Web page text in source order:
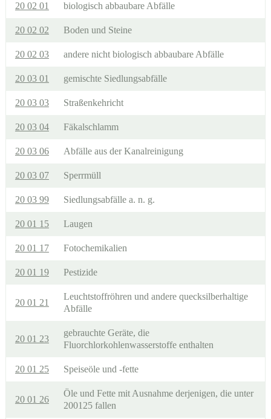
20 02 01 biologisch abbaubare Abfälle
20 02 02 Boden und Steine
20 02 03 andere nicht biologisch abbaubare Abfälle
20 03 01 gemischte Siedlungsabfälle
20 03 03 Straßenkehricht
20 03 04 Fäkalschlamm
20 03 06 Abfälle aus der Kanalreinigung
20 03 07 Sperrmüll
20 03 99 Siedlungsabfälle a. n. g.
20 01 15 Laugen
20 01 17 Fotochemikalien
20 01 19 Pestizide
20 01 21
Leuchtstoffröhren und andere quecksilberhaltige
Abfälle
20 01 23
gebrauchte Geräte, die
Fluorchlorkohlenwasserstoffe enthalten
20 01 25 Speiseöle und -fette
20 01 26
Öle und Fette mit Ausnahme derjenigen, die unter
200125 fallen